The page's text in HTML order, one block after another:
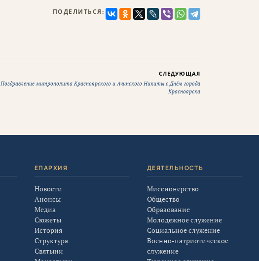
ПОДЕЛИТЬСЯ:
СЛЕДУЮЩАЯ
Поздравление митрополита Красноярского и Ачинского Никиты с Днём города
Красноярска
ЕПАРХИЯ
Новости
Анонсы
Медиа
Сюжеты
История
Структура
Святыни
ДЕЯТЕЛЬНОСТЬ
Миссионерство
Общество
Образование
Молодежное служение
Социальное служение
Военно-патриотическое
служение